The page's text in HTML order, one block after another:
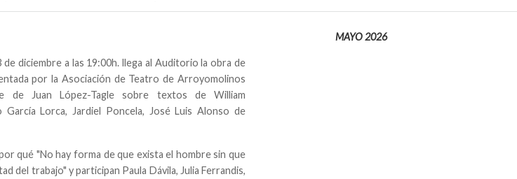
diciembre a las 19:00h. llega al Auditorio la obra de
por la Asociación de Teatro de Arroyomolinos
de Juan López-Tagle sobre textos de William
García Lorca, Jardiel Poncela, José Luis Alonso de
qué "No hay forma de que exista el hombre sin que
del trabajo" y participan Paula Dávila, Julia Ferrandis,
MAYO 2026